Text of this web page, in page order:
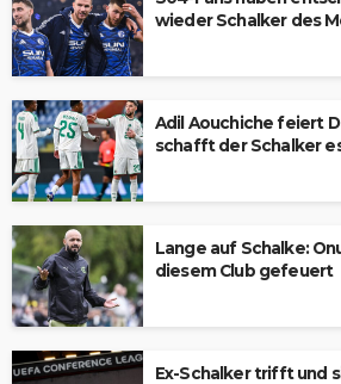
wieder Schalker des
Adil Aouchiche feiert
schafft der Schalker
Lange auf Schalke:
diesem Club gefeuert
Ex-Schalker trifft und